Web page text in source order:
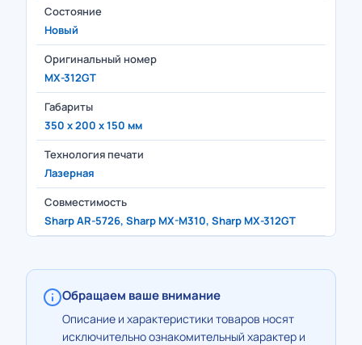
Состояние
Новый
Оригинальный номер
MX-312GT
Габариты
350 x 200 x 150 мм
Технология печати
Лазерная
Совместимость
Sharp AR-5726, Sharp MX-M310, Sharp MX-312GT
Обращаем ваше внимание
Описание и характеристики товаров носят
исключительно ознакомительный характер и